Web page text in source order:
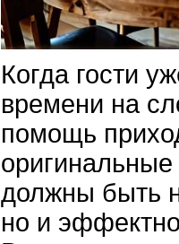
Когда гости
времени на
помощь
должны быть
но и